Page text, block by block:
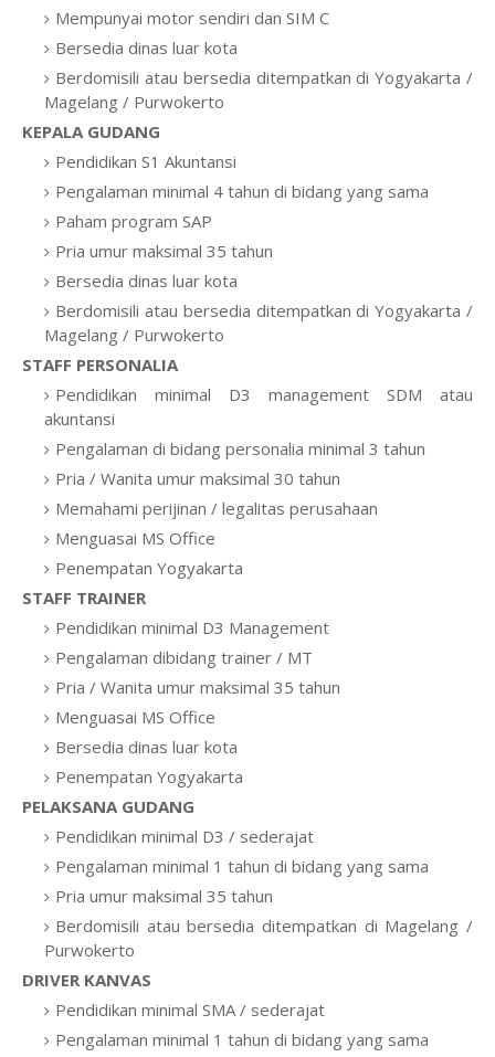
Mempunyai motor sendiri dan SIM C
Bersedia dinas luar kota
Berdomisili atau bersedia ditempatkan di Yogyakarta /
Magelang / Purwokerto
KEPALA GUDANG
Pendidikan S1 Akuntansi
Pengalaman minimal 4 tahun di bidang yang sama
Paham program SAP
Pria umur maksimal 35 tahun
Bersedia dinas luar kota
Berdomisili atau bersedia ditempatkan di Yogyakarta /
Magelang / Purwokerto
STAFF PERSONALIA
Pendidikan minimal D3 management SDM atau
akuntansi
Pengalaman di bidang personalia minimal 3 tahun
Pria / Wanita umur maksimal 30 tahun
Memahami perijinan / legalitas perusahaan
Menguasai MS Office
Penempatan Yogyakarta
STAFF TRAINER
Pendidikan minimal D3 Management
Pengalaman dibidang trainer / MT
Pria / Wanita umur maksimal 35 tahun
Menguasai MS Office
Bersedia dinas luar kota
Penempatan Yogyakarta
PELAKSANA GUDANG
Pendidikan minimal D3 / sederajat
Pengalaman minimal 1 tahun di bidang yang sama
Pria umur maksimal 35 tahun
Berdomisili atau bersedia ditempatkan di Magelang /
Purwokerto
DRIVER KANVAS
Pendidikan minimal SMA / sederajat
Pengalaman minimal 1 tahun di bidang yang sama